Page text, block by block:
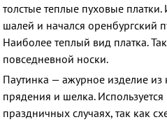
толстые теплые пуховые
шалей и начался оренбургский
Наиболее теплый вид платка.
повседневной носки.
Паутинка — ажурное изделие из
прядения и шелка.
праздничных случаях, так как